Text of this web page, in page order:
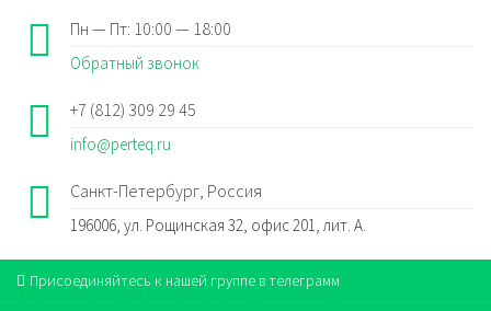
Пн — Пт: 10:00 — 18:00
Обратный звонок
+7 (812) 309 29 45
info@perteq.ru
Санкт-Петербург, Россия
196006, ул. Рощинская 32, офис 201, лит. А.
Присоединяйтесь к нашей группе в телеграмм